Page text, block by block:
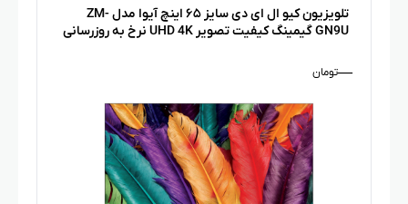
تلویزیون کیو ال ای دی سایز ۶۵ اینچ آیوا مدل ZM-
GN9U گیمینگ کیفیت تصویر UHD 4K نرخ به روزرسانی
—تومان